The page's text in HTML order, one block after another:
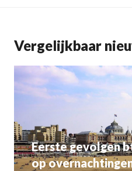
Vergelijkbaar
Eerste gevolgen
op